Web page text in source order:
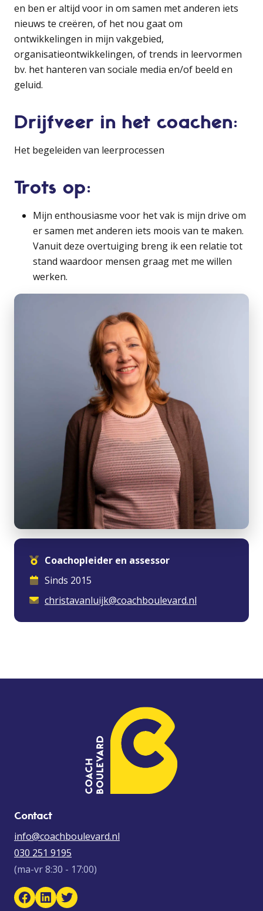
en ben er altijd voor in om samen met anderen iets
nieuws te creëren, of het nou gaat om
ontwikkelingen in mijn vakgebied,
organisatieontwikkelingen, of trends in leervormen
bv. het hanteren van sociale media en/of beeld en
geluid.
Drijfveer in het coachen:
Het begeleiden van leerprocessen
Trots op:
Mijn enthousiasme voor het vak is mijn drive om
er samen met anderen iets moois van te maken.
Vanuit deze overtuiging breng ik een relatie tot
stand waardoor mensen graag met me willen
werken.
Coachopleider en assessor
Sinds 2015
christavanluijk@coachboulevard.nl
Contact
info@coachboulevard.nl
030 251 9195
(ma-vr 8:30 - 17:00)
Facebook Coach Boulevard
LinkedIn Coach Boulevard
Twitter